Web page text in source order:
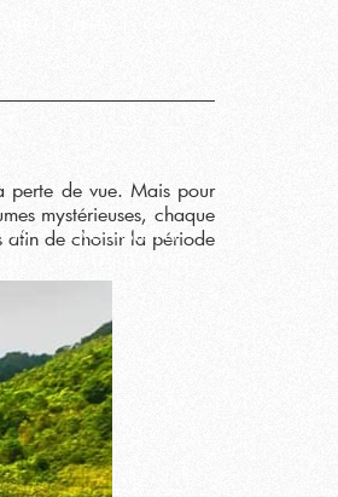
Excursions
perte de vue. Mais pour
mystérieuses, chaque
afin de choisir la période